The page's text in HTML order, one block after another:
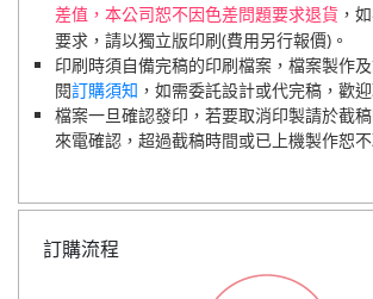
差值，本公司恕不因色差問題要求退貨 ，
要求，請以獨立版印刷(費用另行報價)。
印刷時須自備完稿的印刷檔案，檔案製作
閱訂購須知 ，如需委託設計或代完稿，歡
檔案一旦確認發印，若要取消印製請於截
來電確認，超過截稿時間或已上機製作恕不
訂購流程